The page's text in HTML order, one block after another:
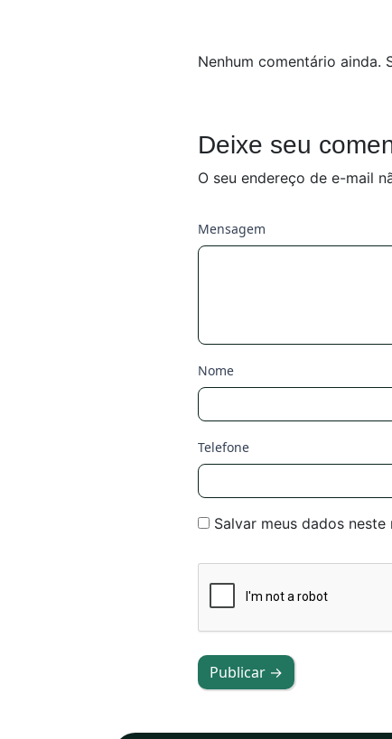
Nenhum comentário ainda.
Deixe seu
O seu endereço de e-mail
Mensagem
Nome
Telefone
Salvar meus dados
Publicar →